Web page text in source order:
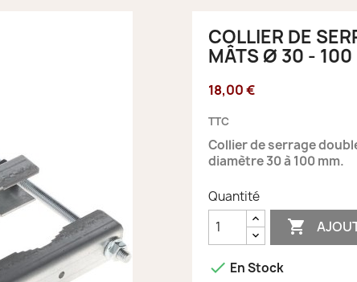
COLLIER DE
MÂTS Ø 30 - 100
18,00 €
TTC
Collier de serrage
diamètre 30 à 100 mm.
Quantité

 En Stock